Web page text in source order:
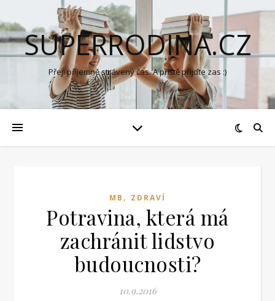
SUPERRODINA.CZ
Přeji příjemně strávený čas. A příště přijďte zas :)
MB , ZDRAVÍ
Potravina, která má
zachránit lidstvo
budoucnosti?
10.9.2016